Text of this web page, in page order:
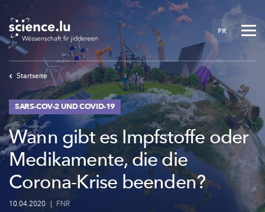
Skip
main
content
FR
Startseite
SARS-COV-2 UND COVID-19
Wann gibt es Impfstoffe oder
Medikamente, die die
Corona-Krise beenden?
10.04.2020 | FNR